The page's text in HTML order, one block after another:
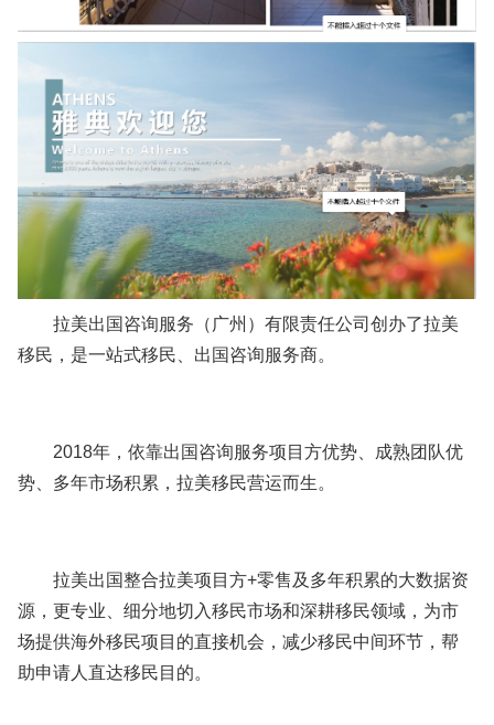
拉美出国咨询服务（广州）有限责任公司创办了拉美
移民，是一站式移民、出国咨询服务商。
2018年，依靠出国咨询服务项目方优势、成熟团队优
势、多年市场积累，拉美移民营运而生。
拉美出国整合拉美项目方+零售及多年积累的大数据资
源，更专业、细分地切入移民市场和深耕移民领域，为市
场提供海外移民项目的直接机会，减少移民中间环节，帮
助申请人直达移民目的。